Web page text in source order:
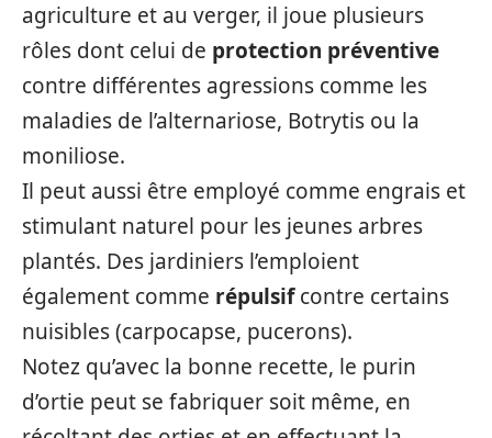
agriculture et au verger, il joue plusieurs
rôles dont celui de protection préventive
contre différentes agressions comme les
maladies de l’alternariose, Botrytis ou la
moniliose.
Il peut aussi être employé comme engrais et
stimulant naturel pour les jeunes arbres
plantés. Des jardiniers l’emploient
également comme répulsifcontre certains
nuisibles (carpocapse, pucerons).
Notez qu’avec la bonne recette, le purin
d’ortie peut se fabriquer soit même, en